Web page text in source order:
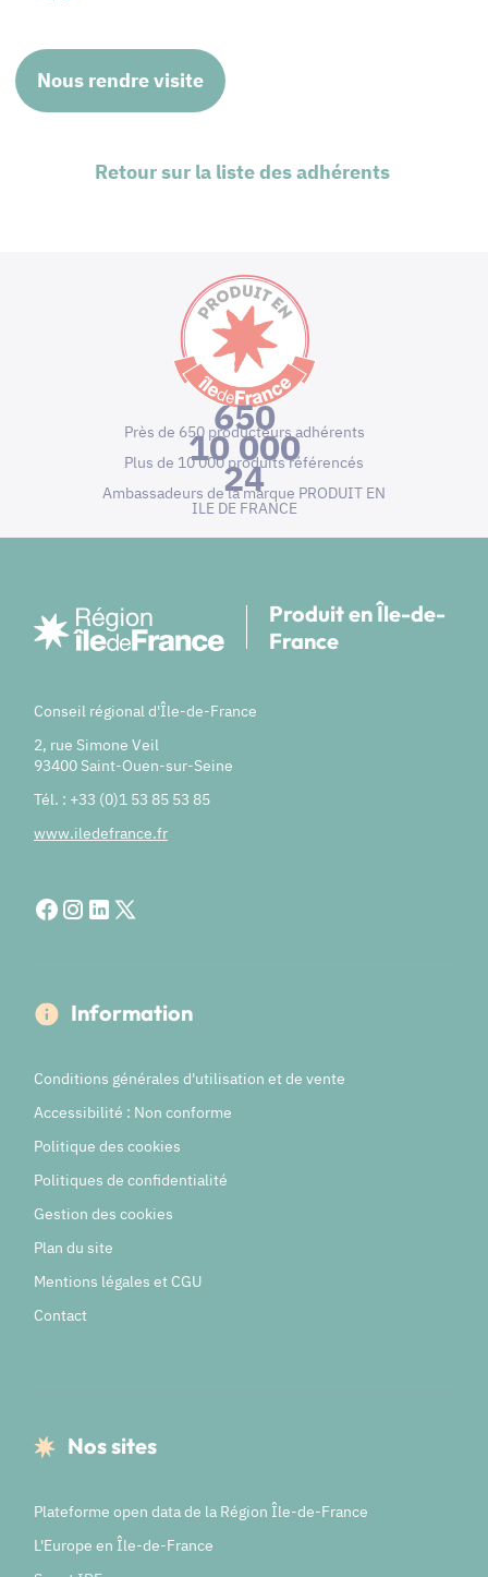
Nous rendre visite
Retour sur la liste des adhérents
650
Près de 650 producteurs adhérents
10 000
Plus de 10 000 produits référencés
24
Ambassadeurs de la marque PRODUIT EN
ILE DE FRANCE
Produit en Île-de-
France
Conseil régional d'Île-de-France
2, rue Simone Veil
93400 Saint-Ouen-sur-Seine
Tél. : +33 (0)1 53 85 53 85
www.iledefrance.fr
Information
Conditions générales d'utilisation et de vente
Accessibilité : Non conforme
Politique des cookies
Politiques de confidentialité
Gestion des cookies
Plan du site
Mentions légales et CGU
Contact
Nos sites
Plateforme open data de la Région Île-de-France
L'Europe en Île-de-France